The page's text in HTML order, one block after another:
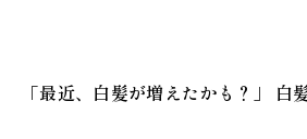
「最近、白髪が増えたかも？」 白